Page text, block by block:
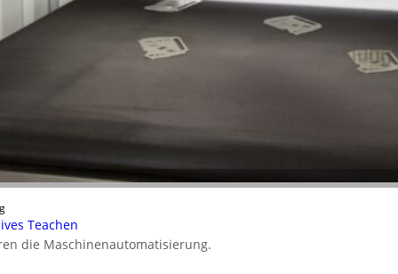
Teachen
die Maschinenautomatisierung.